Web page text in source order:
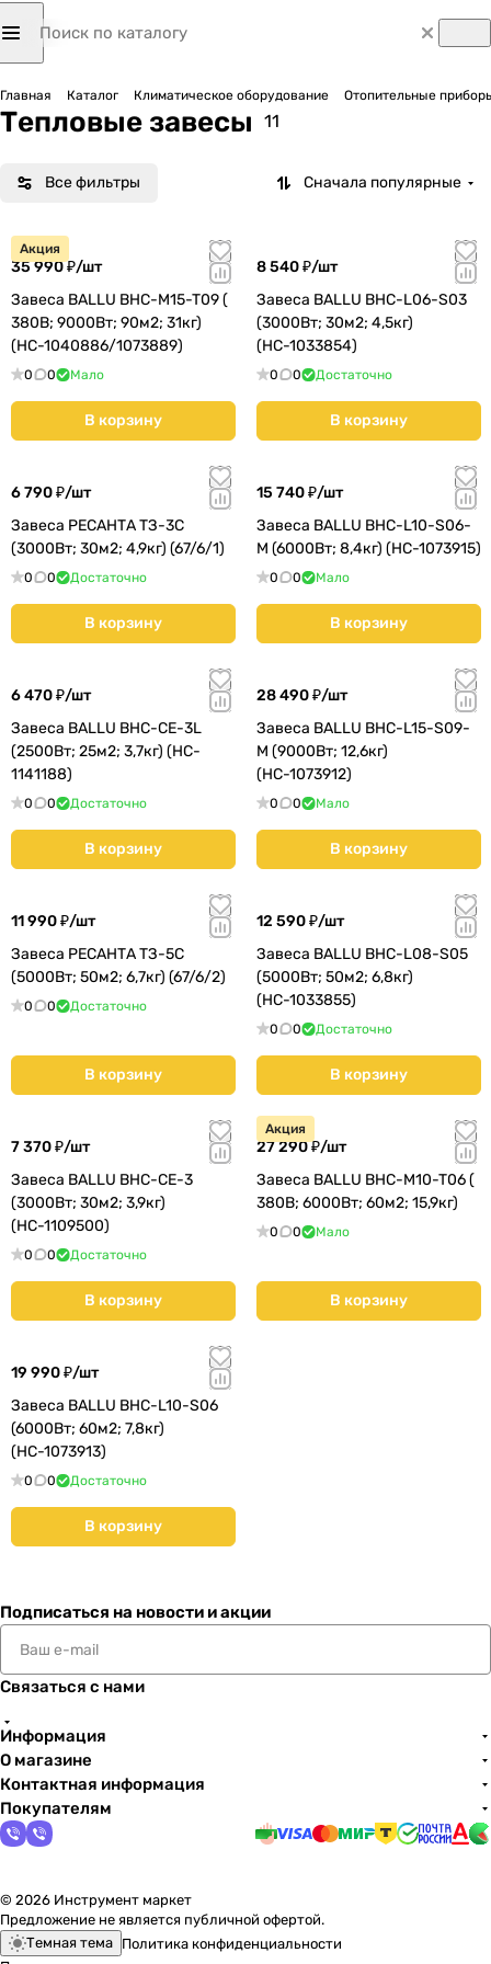
Главная Каталог Климатическое оборудование Отопительные
Тепловые завесы 11
Все фильтры Сначала популярные
Акция
35 990 ₽/шт
Завеса BALLU BHC-M15-T09 (
380В; 9000Вт; 90м2; 31кг)
(НС-1040886/1073889)
0 0 Мало
В корзину
8 540 ₽/шт
Завеса BALLU BHC-L06-S03
(3000Вт; 30м2; 4,5кг)
(НС-1033854)
0 0 Достаточно
В корзину
6 790 ₽/шт
Завеса РЕСАНТА ТЗ-3С
(3000Вт; 30м2; 4,9кг) (67/6/1)
0 0 Достаточно
В корзину
15 740 ₽/шт
Завеса BALLU BHC-L10-S06-
M (6000Вт; 8,4кг) (НС-1073915)
0 0 Мало
В корзину
6 470 ₽/шт
Завеса BALLU BHC-CE-3L
(2500Вт; 25м2; 3,7кг) (HC-
1141188)
0 0 Достаточно
В корзину
28 490 ₽/шт
Завеса BALLU BHC-L15-S09-
M (9000Вт; 12,6кг)
(НС-1073912)
0 0 Мало
В корзину
11 990 ₽/шт
Завеса РЕСАНТА ТЗ-5С
(5000Вт; 50м2; 6,7кг) (67/6/2)
0 0 Достаточно
В корзину
12 590 ₽/шт
Завеса BALLU BHC-L08-S05
(5000Вт; 50м2; 6,8кг)
(НС-1033855)
0 0 Достаточно
В корзину
7 370 ₽/шт
Завеса BALLU BHC-CE-3
(3000Вт; 30м2; 3,9кг)
(НС-1109500)
0 0 Достаточно
В корзину
Акция
27 290 ₽/шт
Завеса BALLU BHC-M10-T06 (
380В; 6000Вт; 60м2; 15,9кг)
0 0 Мало
В корзину
19 990 ₽/шт
Завеса BALLU BHC-L10-S06
(6000Вт; 60м2; 7,8кг)
(НС-1073913)
0 0 Достаточно
В корзину
Подписаться на новости и акции
Связаться с нами
Информация
О магазине
Контактная информация
Покупателям
© 2026 Инструмент маркет
Предложение не является публичной офертой.
Темная тема Политика конфиденциальности